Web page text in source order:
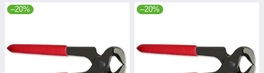
–20% –20%